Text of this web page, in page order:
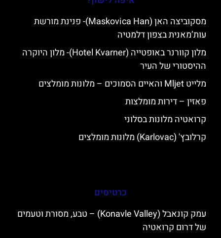
מסקוביצה האן (Maskovica Han)- פנינת מורשת
עות’מאנית בצפון דלמטיה
מלון קוורנר באופטייה (Hotel Kvarner)- מלון היוקרה
ההיסטורי של העיר
מלייט Mljet והאיים הסמוכים – מלונות מומלצים
פאזין – דירות מומלצות
קרואטיה מלונות בסלוני
קרלובץ' (Karlovac) מלונות מומלצים
כרטיסים
עמק קונאבל (Konavle Valley) – טבע, מסורת וטעמים
של דרום קרואטיה